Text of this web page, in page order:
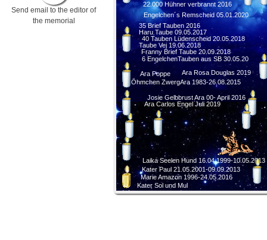
Send email to the editor of
the memorial
Kater Paul 21.05.2001-09.09.2013
Josie Gelbbrust Ara 00- April 2016
Kater Sol und Mul
Marie Amazon 1996-24.05.2016
Laika Seelen Hund 16.04.1999-10.05.2013
35 Brief Tauben 2016
22.000 Hühner verbrannt 2016
Haru Taube 09.05.2017
40 Tauben Lüdenscheid 20.05.2018
Taube Vej 19.06.2018
Franny Brief Taube 20.09.2018
Ara Carlos Engel Juli 2019
Engelchen´s Remscheid 05.01.2020
6 EngelchenTauben aus SB 30.05.20
Ara Poppe
Öhmchen ZwergAra 1983-26.08.2015
Ara Rosa Douglas 2019